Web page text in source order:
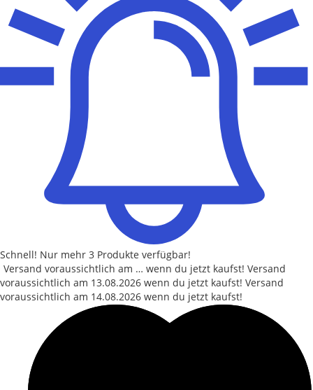
Schnell! Nur mehr 3 Produkte verfügbar!
Versand voraussichtlich am … wenn du jetzt kaufst! Versand
voraussichtlich am 13.08.2026 wenn du jetzt kaufst! Versand
voraussichtlich am 14.08.2026 wenn du jetzt kaufst!